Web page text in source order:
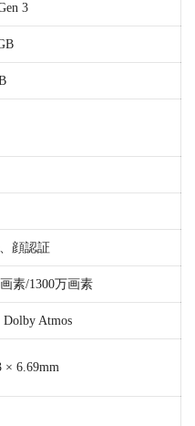
3
顔認証
素/1300万画素
Atmos
× 6.69mm